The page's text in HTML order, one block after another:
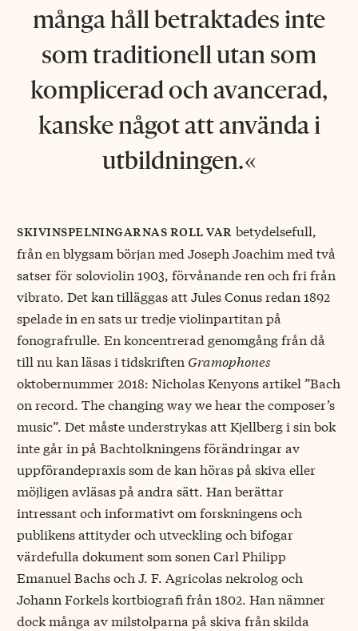
många håll betraktades inte
som traditionell utan som
komplicerad och avancerad,
kanske något att använda i
utbildningen.
skivinspelningarnas roll var betydelsefull,
från en blygsam början med Joseph Joachim med två
satser för soloviolin 1903, förvånande ren och fri från
vibrato. Det kan tilläggas att Jules Conus redan 1892
spelade in en sats ur tredje violinpartitan på
fonografrulle. En koncentrerad genomgång från då
till nu kan läsas i tidskriften Gramophones
oktobernummer 2018: Nicholas Kenyons artikel ”Bach
on record. The changing way we hear the composer’s
music”. Det måste understrykas att Kjellberg i sin bok
inte går in på Bachtolkningens förändringar av
uppförandepraxis som de kan höras på skiva eller
möjligen avläsas på andra sätt. Han berättar
intressant och informativt om forskningens och
publikens attityder och utveckling och bifogar
värdefulla dokument som sonen Carl Philipp
Emanuel Bachs och J. F. Agricolas nekrolog och
Johann Forkels kortbiografi från 1802. Han nämner
dock många av milstolparna på skiva från skilda